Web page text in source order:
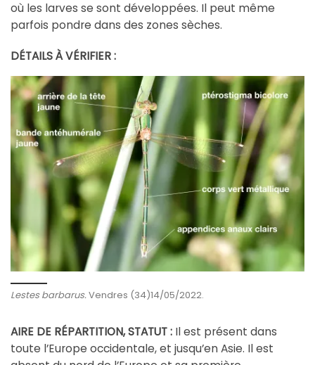
où les larves se sont développées. Il peut même
parfois pondre dans des zones sèches.
DÉTAILS À VÉRIFIER :
Lestes barbarus.Vendres (34)14/05/2022.
AIRE DE RÉPARTITION, STATUT : Il est présent dans
toute l’Europe occidentale, et jusqu’en Asie. Il est